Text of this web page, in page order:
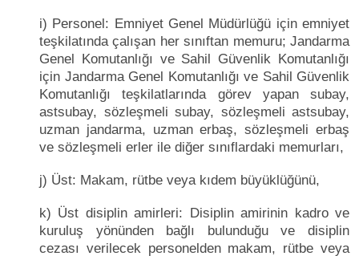
i) Personel: Emniyet Genel Müdürlüğü için emniyet
teşkilatında çalışan her sınıftan memuru; Jandarma
Genel Komutanlığı ve Sahil Güvenlik Komutanlığı
için Jandarma Genel Komutanlığı ve Sahil Güvenlik
Komutanlığı teşkilatlarında görev yapan subay,
astsubay, sözleşmeli subay, sözleşmeli astsubay,
uzman jandarma, uzman erbaş, sözleşmeli erbaş
ve sözleşmeli erler ile diğer sınıflardaki memurları,
j) Üst: Makam, rütbe veya kıdem büyüklüğünü,
k) Üst disiplin amirleri: Disiplin amirinin kadro ve
kuruluş yönünden bağlı bulunduğu ve disiplin
cezası verilecek personelden makam, rütbe veya